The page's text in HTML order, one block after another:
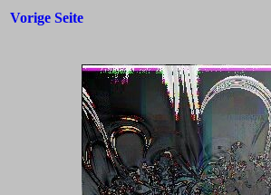
Vorige Seite